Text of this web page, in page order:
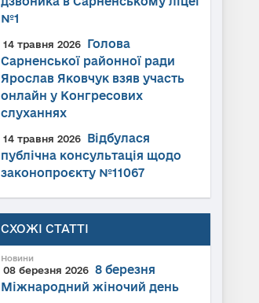
№1
14 травня 2026
Голова
Сарненської районної ради
Ярослав Яковчук взяв участь
онлайн у Конгресових
слуханнях
14 травня 2026
Відбулася
публічна консультація щодо
законопроєкту №11067
СХОЖІ СТАТТІ
Новини
08 березня 2026
8 березня
Міжнародний жіночий день